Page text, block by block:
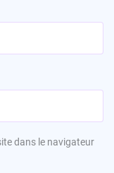
dans le navigateur